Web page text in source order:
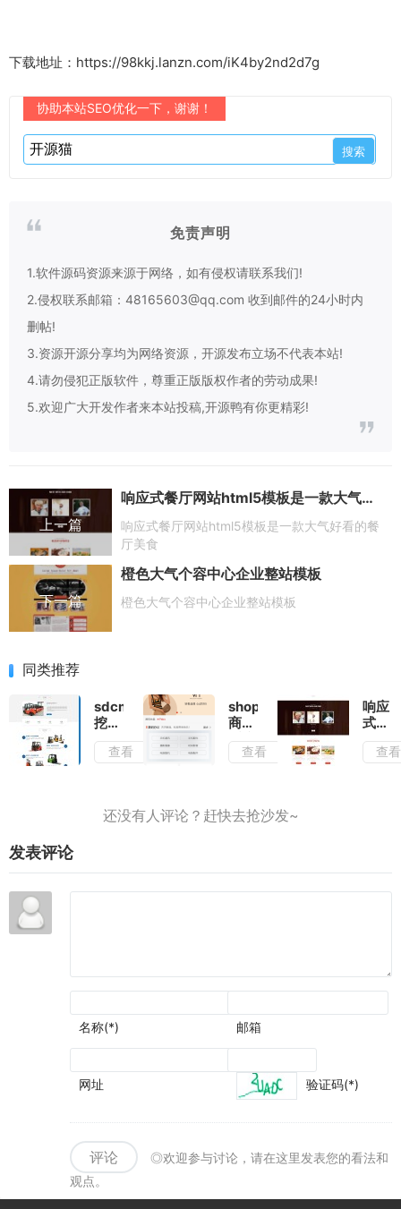
下载地址：https://98kkj.lanzn.com/iK4by2nd2d7g
协助本站SEO优化一下，谢谢！
免责声明
1.软件源码资源来源于网络，如有侵权请联系我们!
2.侵权联系邮箱：48165603@qq.com 收到邮件的24小时内
删帖!
3.资源开源分享均为网络资源，开源发布立场不代表本站!
4.请勿侵犯正版软件，尊重正版版权作者的劳动成果!
5.欢迎广大开发作者来本站投稿,开源鸭有你更精彩!
上一篇
响应式餐厅网站html5模板是一款大气好看的餐厅美食
响应式餐厅网站html5模板是一款大气好看的餐
厅美食
下一篇
橙色大气个容中心企业整站模板
橙色大气个容中心企业整站模板
同类推荐
sdcms-
挖掘
机设
备企
v2.8.2
查看
shopxo
商城
系统
源码
查看
响应
式餐
厅网
查看
发表评论
名称(*) 邮箱
网址 验证码(*)
评论
◎欢迎参与讨论，请在这里发表您的看法和
观点。